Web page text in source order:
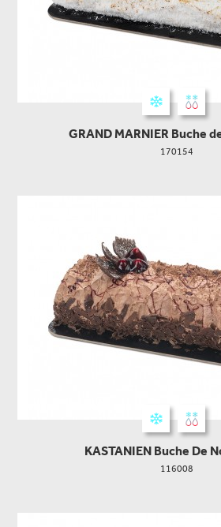
GRAND MARNIER Buche
170154
KASTANIEN Buche De
116008